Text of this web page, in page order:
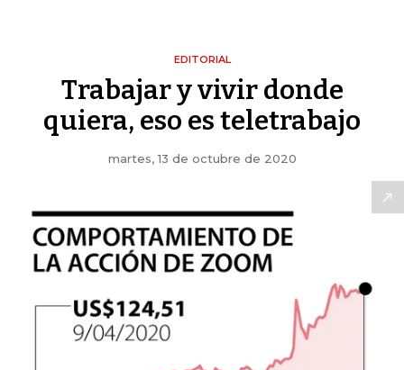
EDITORIAL
Trabajar y vivir donde
quiera, eso es teletrabajo
martes, 13 de octubre de 2020